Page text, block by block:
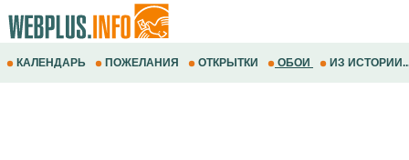
КАЛЕНДАРЬ ПОЖЕЛАНИЯ ОТКРЫТКИ ОБОИ ИЗ